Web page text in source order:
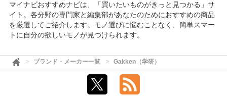
マイナビおすすめナビは、「買いたいものがきっと見つかる」サ
イト。各分野の専門家と編集部があなたのためにおすすめの商品
を厳選してご紹介します。モノ選びに悩むことなく、簡単スマー
トに自分の欲しいモノが見つけられます。
ブランド・メーカー一覧 Gakken（学研）